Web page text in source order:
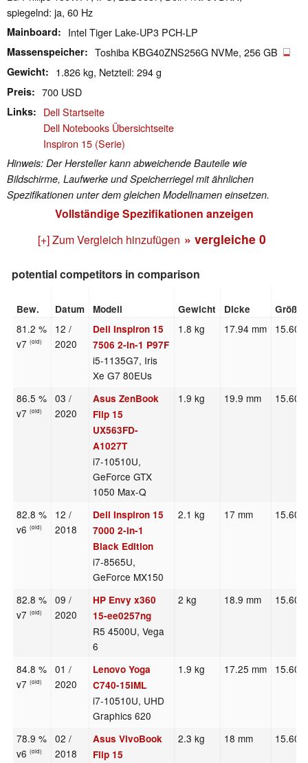
spiegelnd: ja, 60 Hz
Mainboard Intel Tiger Lake-UP3 PCH-LP
Massenspeicher Toshiba KBG40ZNS256G NVMe, 256 GB
Gewicht 1.826 kg, Netzteil: 294 g
Preis 700 USD
Links
Dell Startseite
Dell Notebooks Übersichtseite
Inspiron 15 (Serie)
Hinweis: Der Hersteller kann abweichende Bauteile wie
Bildschirme, Laufwerke und Speicherriegel mit ähnlichen
Spezifikationen unter dem gleichen Modellnamen einsetzen.
Vollständige Spezifikationen anzeigen
[+] Zum Vergleich hinzufügen » vergleiche 0
potential competitors in comparison
Bew. Datum Modell Gewicht Dicke Größe
81.2 %
v7(old)
12 /
2020
Dell Inspiron 15
7506 2-in-1 P97F
i5-1135G7, Iris
Xe G7 80EUs
1.8 kg 17.94 mm 15.60"
86.5 %
v7(old)
03 /
2020
Asus ZenBook
Flip 15
UX563FD-
A1027T
i7-10510U,
GeForce GTX
1050 Max-Q
1.9 kg 19.9 mm 15.60"
82.8 %
v6(old)
12 /
2018
Dell Inspiron 15
7000 2-in-1
Black Edition
i7-8565U,
GeForce MX150
2.1 kg 17 mm 15.60"
82.8 %
v7(old)
09 /
2020
HP Envy x360
15-ee0257ng
R5 4500U, Vega
6
2 kg 18.9 mm 15.60"
84.8 %
v7(old)
01 /
2020
Lenovo Yoga
C740-15IML
i7-10510U, UHD
Graphics 620
1.9 kg 17.25 mm 15.60"
78.9 %
v6(old)
02 /
2018
Asus VivoBook
Flip 15
2.3 kg 18 mm 15.60"